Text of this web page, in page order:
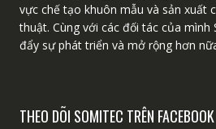
vực chế tạo khuôn mẫu và sản xuất
thuật. Cùng với các đối tác của mình
đẩy sự phát triển và mở rộng hơn
THEO DÕI SOMITEC TRÊN FACEBOOK